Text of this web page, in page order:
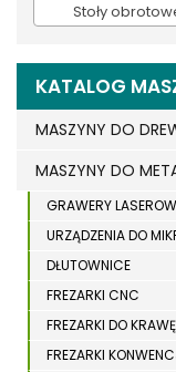
Stoły
KATALOG
MASZYNY DO
MASZYNY DO
GRAWERY
URZĄDZENIA DO
DŁUTOWNICE
FREZARKI CNC
FREZARKI DO
FREZARKI